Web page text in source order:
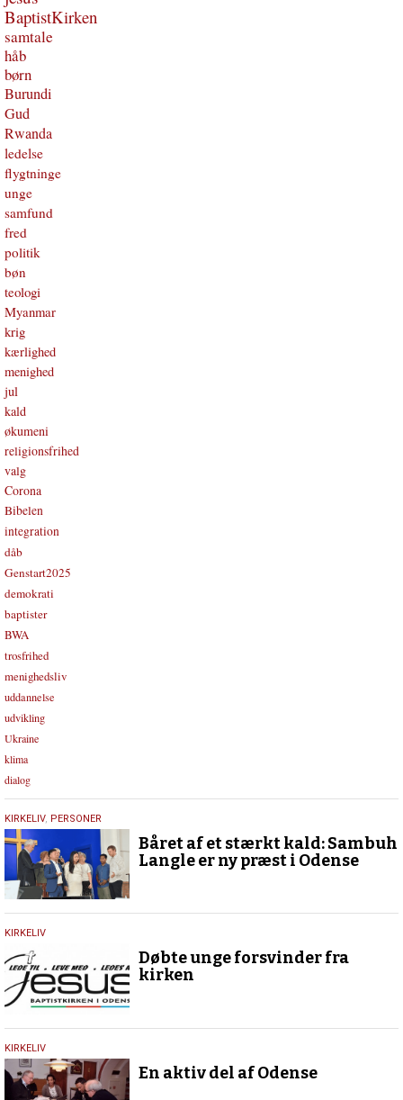
BaptistKirken
samtale
håb
børn
Burundi
Gud
Rwanda
ledelse
flygtninge
unge
samfund
fred
politik
bøn
teologi
Myanmar
krig
kærlighed
menighed
jul
kald
økumeni
religionsfrihed
valg
Corona
Bibelen
integration
dåb
Genstart2025
demokrati
baptister
BWA
trosfrihed
menighedsliv
uddannelse
udvikling
Ukraine
klima
dialog
23.
september
2025
KIRKELIV, PERSONER
Båret af et stærkt kald: Sambuh
Langle er ny præst i Odense
17.
juni
2020
KIRKELIV
Døbte unge forsvinder fra
kirken
21.
februar
2019
KIRKELIV
En aktiv del af Odense